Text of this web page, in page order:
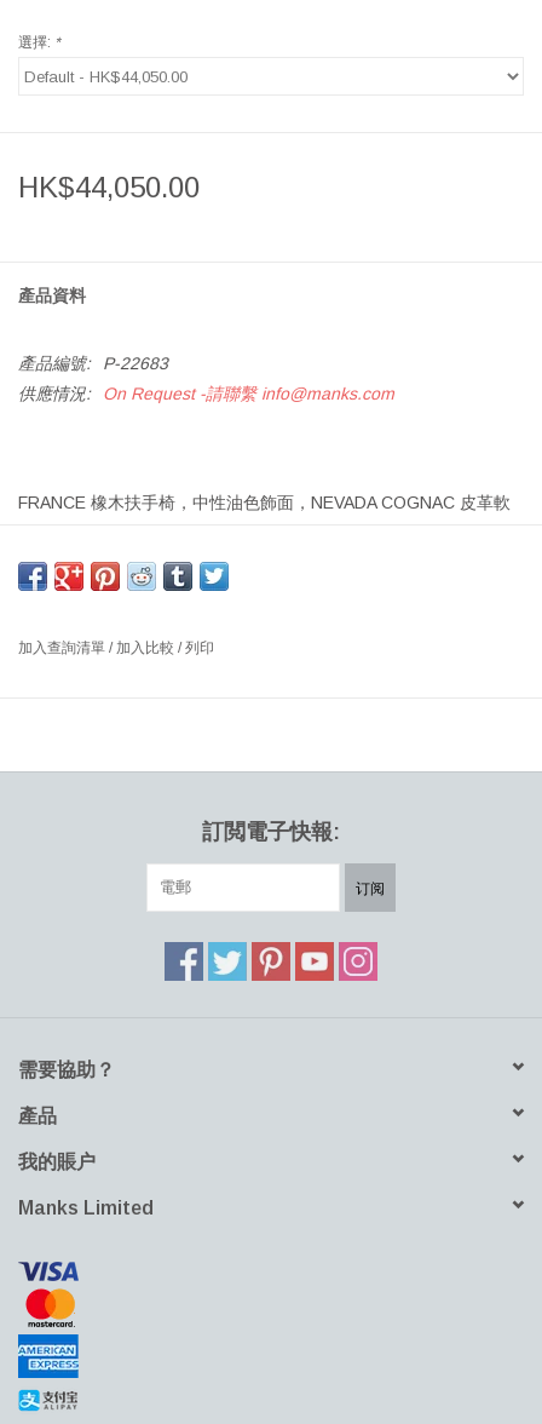
選擇: *
HK$44,050.00
產品資料
產品編號:
P-22683
供應情況:
On Request -請聯繫info@manks.com
FRANCE 橡木扶手椅，中性油色飾面，NEVADA COGNAC 皮革軟
尺寸：寬80 x 深72 x 高81 厘米，高：38 厘米
這款椅子是 Finn Juhl 為數不多的專為工業生產設計的椅子之一，以
加入查詢清單 / 加入比較 /列印
訂閲電子快報:
订阅
需要協助？
產品
我的賬户
Manks Limited